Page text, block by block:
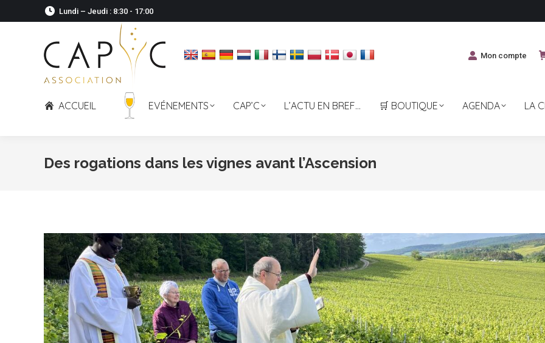
Lundi – Jeudi : 8:30 - 17:00
Mon compte
ACCUEIL EVÉNEMENTS CAP’C L’ACTU EN BREF… 🛒 BOUTIQUE AGENDA LA
Des rogations dans les vignes avant l’Ascension